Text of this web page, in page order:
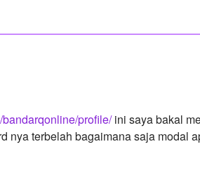
profile/ini saya bakal
nya terbelah bagaimana saja modal